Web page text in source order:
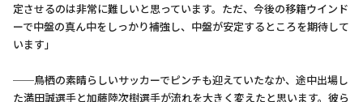
定させるのは非常に難しいと思っています。ただ、今後の移籍ウインド
ーで中盤の真ん中をしっかり補強し、中盤が安定するところを期待して
います」
──鳥栖の素晴らしいサッカーでピンチも迎えていたなか、途中出場し
た満田誠選手と加藤陸次樹選手が流れを大きく変えたと思います。彼ら